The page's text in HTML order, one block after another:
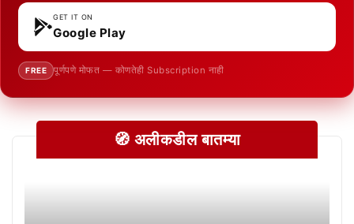
GET IT ON
Google Play
FREE पूर्णपणे मोफत — कोणतेही Subscription नाही
🧭 अलीकडील बातम्या